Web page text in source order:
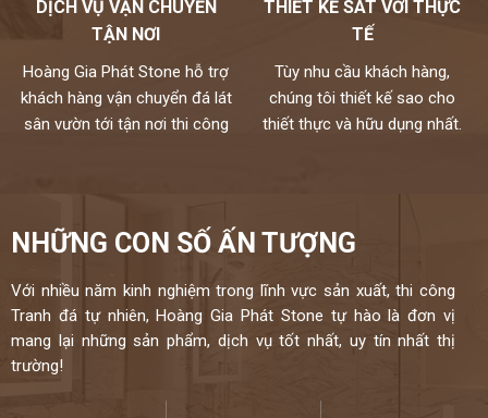
các nhà cung cấp hàng đầu thế giới và kiểm định kỹ lưỡng theo
một quy trình chuyên nghiệp.
Mọi nhu cầu, xin vui lòng liên hệ Hotline 0972101656 -
0946916986
DỊCH VỤ VẬN CHUYỂN
TẬN NƠI
Hoàng Gia Phát Stone hỗ trợ
khách hàng vận chuyển đá lát
sân vườn tới tận nơi thi công
THIẾT KẾ SÁT VỚI THỰC
TẾ
Tùy nhu cầu khách hàng,
chúng tôi thiết kế sao cho
thiết thực và hữu dụng nhất.
NHỮNG CON SỐ ẤN TƯỢNG
Với nhiều năm kinh nghiệm trong lĩnh vực sản xuất, thi công
Tranh đá tự nhiên, Hoàng Gia Phát Stone tự hào là đơn vị
mang lại những sản phẩm, dịch vụ tốt nhất, uy tín nhất thị
trường!